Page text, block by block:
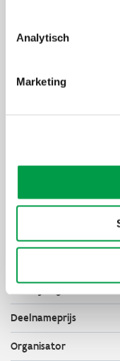
Analytisch
Marketing
Carbon Footprint –
Hoe zet ik een
De vierde sessie is
kwalitatieve analyse
Begeleider
Managing director en
Deelnameprijs
Organisator